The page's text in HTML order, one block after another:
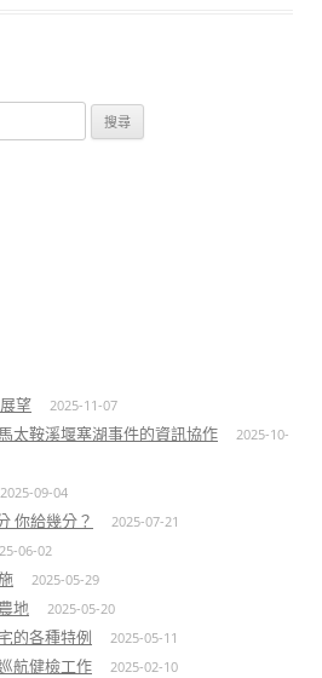
望 2025-11-07
太鞍溪堰塞湖事件的資訊協作
2025-10-
2025-09-04
你給幾分？ 2025-07-21
06-02
2025-05-29
地 2025-05-20
的各種特例 2025-05-11
航健檢工作 2025-02-10